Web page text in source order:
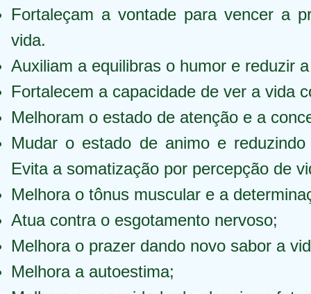
Fortaleçam a vontade para vencer a
vida.
Auxiliam a equilibras o humor e reduzir
Fortalecem a capacidade de ver a vida
Melhoram o estado de atenção e a
Mudar o estado de animo e
Evita a somatização por percepção de
Melhora o tônus muscular e a
Atua contra o esgotamento nervoso;
Melhora o prazer dando novo sabor a
Melhora a autoestima;